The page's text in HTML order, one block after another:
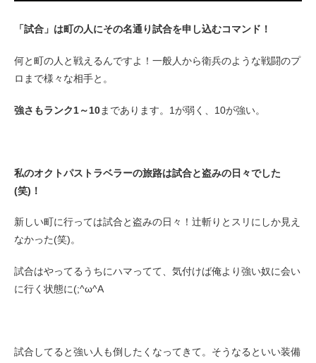
「試合」は町の人にその名通り試合を申し込むコマンド！
何と町の人と戦えるんですよ！一般人から衛兵のような戦闘のプ
ロまで様々な相手と。
強さもランク1～10まであります。1が弱く、10が強い。
私のオクトパストラベラーの旅路は試合と盗みの日々でした
(笑)！
新しい町に行っては試合と盗みの日々！辻斬りとスリにしか見え
なかった(笑)。
試合はやってるうちにハマってて、気付けば俺より強い奴に会い
に行く状態に(;^ω^A
試合してると強い人も倒したくなってきて。そうなるといい装備